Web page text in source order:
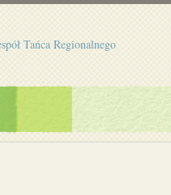
Tańca Regionalnego